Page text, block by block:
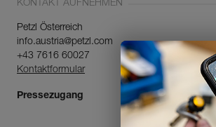
KONTAKT AUFNEHMEN
Petzl Österreich
info.austria@petzl.com
+43 7616 60027
Kontaktformular
Pressezugang